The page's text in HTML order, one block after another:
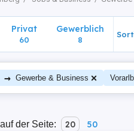
Privat
60
Gewerblich
8
→ Gewerbe & Business
der Seite: 20 50